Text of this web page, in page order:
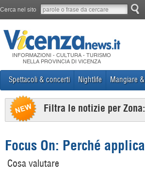
Cerca nel sito
INFORMAZIONI - CULTURA - TURISMO
NELLA PROVINCIA DI VICENZA
Spettacoli & concerti Nightlife Mangiare
Filtra le notizie per Zona:
Focus On: Perché
Cosa valutare